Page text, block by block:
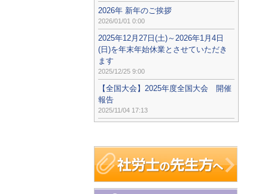
2026年 新年のご挨拶
2026/01/01 0:00
2025年12月27日(土)～2026年1月4日
(日)を年末年始休業とさせていただき
ます
2025/12/25 9:00
【全国大会】2025年度全国大会 開催
報告
2025/11/04 17:13